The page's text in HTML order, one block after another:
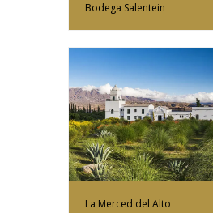
Bodega Salentein
Más
La Merced del Alto